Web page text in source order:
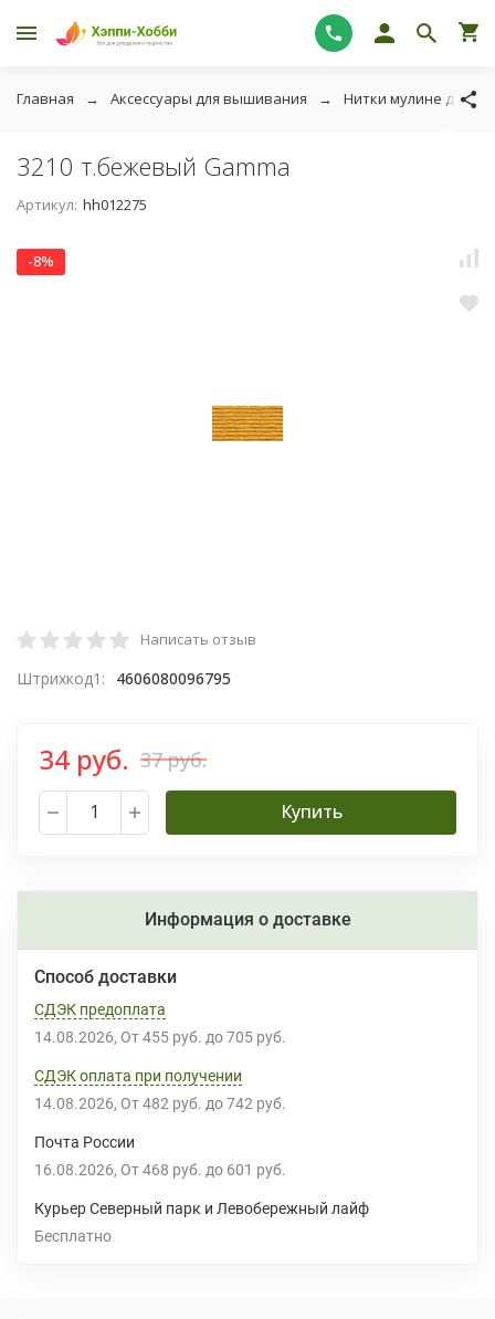
Главная Аксессуары для вышивания Нитки мулине для
3210 т.бежевый Gamma
Артикул: hh012275
-8%
Написать отзыв
Штрихкод1: 4606080096795
34 руб. 37 руб.
Купить
Информация о доставке
Способ доставки
СДЭК предоплата
14.08.2026 От 455 руб. до 705 руб.
СДЭК оплата при получении
14.08.2026 От 482 руб. до 742 руб.
Почта России
16.08.2026 От 468 руб. до 601 руб.
Курьер Северный парк и Левобережный лайф
Бесплатно